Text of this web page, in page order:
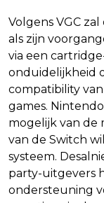
Volgens VGC
als zijn
via een
onduidelijkheid
compatibility
games.
mogelijk van de
van de Switch
systeem.
party-uitgevers
ondersteuning